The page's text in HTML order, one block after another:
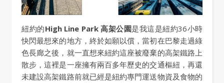
紐約的High Line Park 高架公園是我這是紐約36小時
快閃最想來的地方，終於如願以償，當初在巴黎走過綠
色長廊之後，就一直想來紐約這座被廢棄的高架鐵路上
散步，這裡是一座擁有兩百多年歷史的交通樞紐，再還
未建設高架鐵路前就已經是紐約專門運送物資及食物的